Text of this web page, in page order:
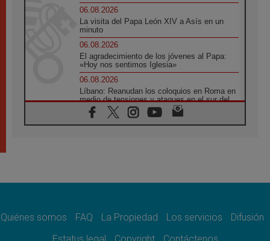
06.08.2026
La visita del Papa León XIV a Asís en un
minuto
06.08.2026
El agradecimiento de los jóvenes al Papa:
«Hoy nos sentimos Iglesia»
06.08.2026
Líbano: Reanudan los coloquios en Roma en
medio de tensiones y ataques en el sur del
país
06.08.2026
noticia para todo el Uruguay
León XIV: La revolución del Evangelio
Quiénes somos FAQ La Propiedad Los servicios
Difusión